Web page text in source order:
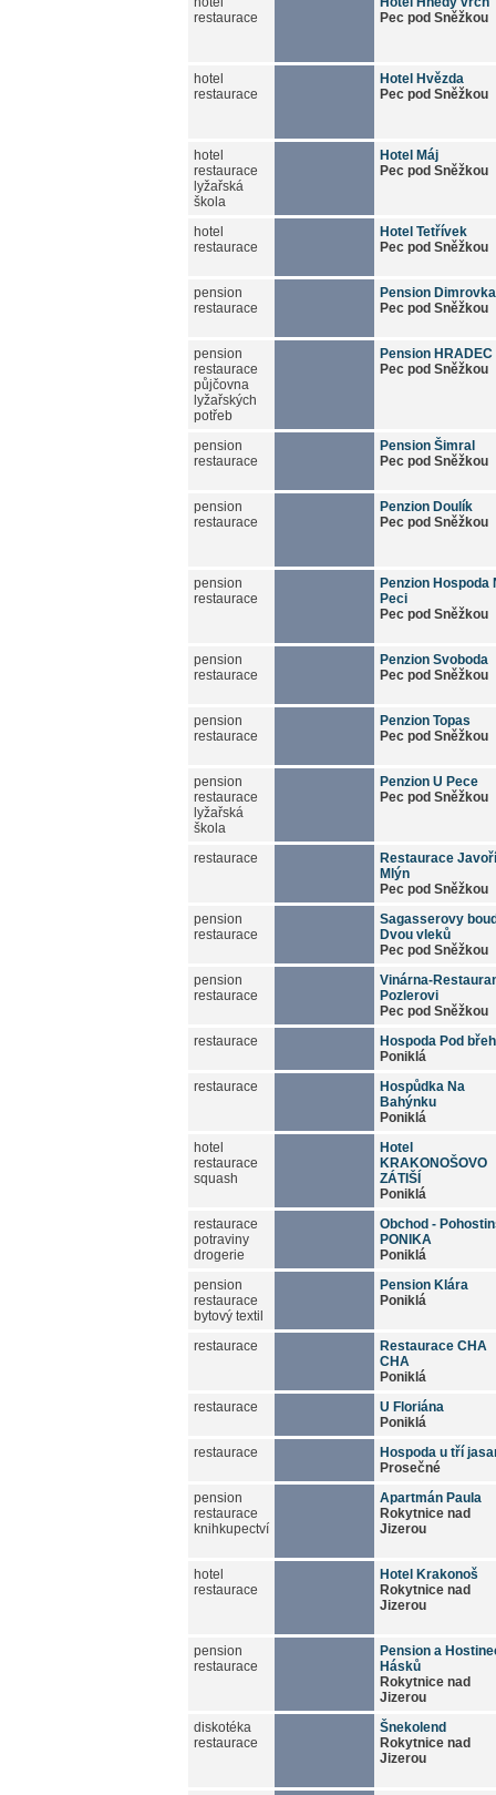
restaurace
Pec pod Sněžkou
hotel
restaurace
Hotel Hvězda
Pec pod Sněžkou
hotel
restaurace
lyžařská
škola
Hotel Máj
Pec pod Sněžkou
hotel
restaurace
Hotel Tetřívek
Pec pod Sněžkou
pension
restaurace
Pension Dimrovka
Pec pod Sněžkou
pension
restaurace
půjčovna
lyžařských
potřeb
Pension HRADEC
Pec pod Sněžkou
pension
restaurace
Pension Šimral
Pec pod Sněžkou
pension
restaurace
Penzion Doulík
Pec pod Sněžkou
pension
restaurace
Penzion Hospoda
Peci
Pec pod Sněžkou
pension
restaurace
Penzion Svoboda
Pec pod Sněžkou
pension
restaurace
Penzion Topas
Pec pod Sněžkou
pension
restaurace
lyžařská
škola
Penzion U Pece
Pec pod Sněžkou
restaurace
Restaurace Javoří
Mlýn
Pec pod Sněžkou
pension
restaurace
Sagasserovy
Dvou vleků
Pec pod Sněžkou
pension
restaurace
Vinárna-
Pozlerovi
Pec pod Sněžkou
restaurace
Hospoda Pod
Poniklá
restaurace
Hospůdka Na
Bahýnku
Poniklá
hotel
restaurace
squash
Hotel
KRAKONOŠOVO
ZÁTIŠÍ
Poniklá
restaurace
potraviny
drogerie
Obchod -
PONIKA
Poniklá
pension
restaurace
bytový textil
Pension Klára
Poniklá
restaurace
Restaurace CHA
CHA
Poniklá
restaurace
U Floriána
Poniklá
restaurace
Hospoda u tří
Prosečné
pension
restaurace
knihkupectví
Apartmán Paula
Rokytnice nad
Jizerou
hotel
restaurace
Hotel Krakonoš
Rokytnice nad
Jizerou
pension
restaurace
Pension a
Hásků
Rokytnice nad
Jizerou
diskotéka
restaurace
Šnekolend
Rokytnice nad
Jizerou